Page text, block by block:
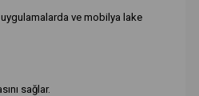
ve mobilya lake
sağlar.